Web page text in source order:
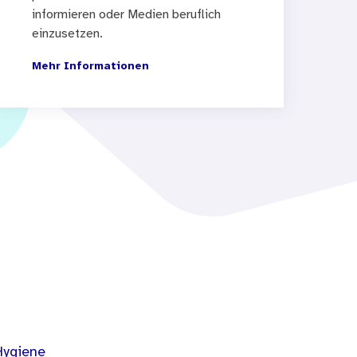
informieren oder Medien beruflich
einzusetzen.
Mehr Informationen